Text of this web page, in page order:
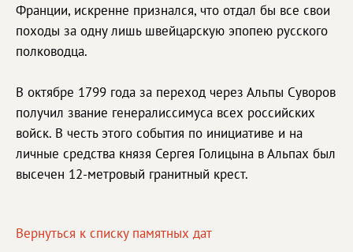
Франции, искренне признался, что отдал бы все свои
походы за одну лишь швейцарскую эпопею русского
полководца.
В октябре 1799 года за переход через Альпы Суворов
получил звание генералиссимуса всех российских
войск. В честь этого события по инициативе и на
личные средства князя Сергея Голицына в Альпах был
высечен 12-метровый гранитный крест.
Вернуться к списку памятных дат